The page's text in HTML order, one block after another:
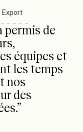
Export
permis de
équipes et
les temps
nos
des